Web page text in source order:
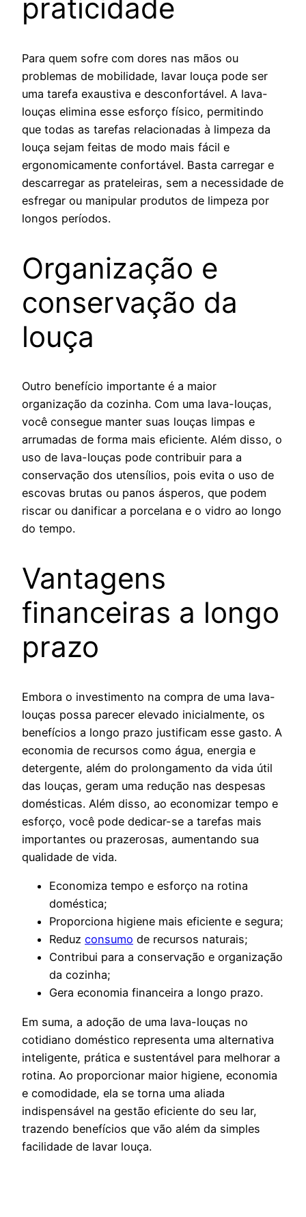
praticidade
Para quem sofre com dores nas mãos ou
problemas de mobilidade, lavar louça pode ser
uma tarefa exaustiva e desconfortável. A lava-
louças elimina esse esforço físico, permitindo
que todas as tarefas relacionadas à limpeza da
louça sejam feitas de modo mais fácil e
ergonomicamente confortável. Basta carregar e
descarregar as prateleiras, sem a necessidade de
esfregar ou manipular produtos de limpeza por
longos períodos.
Organização e
conservação da
louça
Outro benefício importante é a maior
organização da cozinha. Com uma lava-louças,
você consegue manter suas louças limpas e
arrumadas de forma mais eficiente. Além disso, o
uso de lava-louças pode contribuir para a
conservação dos utensílios, pois evita o uso de
escovas brutas ou panos ásperos, que podem
riscar ou danificar a porcelana e o vidro ao longo
do tempo.
Vantagens
financeiras a longo
prazo
Embora o investimento na compra de uma lava-
louças possa parecer elevado inicialmente, os
benefícios a longo prazo justificam esse gasto. A
economia de recursos como água, energia e
detergente, além do prolongamento da vida útil
das louças, geram uma redução nas despesas
domésticas. Além disso, ao economizar tempo e
esforço, você pode dedicar-se a tarefas mais
importantes ou prazerosas, aumentando sua
qualidade de vida.
Economiza tempo e esforço na rotina
doméstica;
Proporciona higiene mais eficiente e segura;
Reduz consumo de recursos naturais;
Contribui para a conservação e organização
da cozinha;
Gera economia financeira a longo prazo.
Em suma, a adoção de uma lava-louças no
cotidiano doméstico representa uma alternativa
inteligente, prática e sustentável para melhorar a
rotina. Ao proporcionar maior higiene, economia
e comodidade, ela se torna uma aliada
indispensável na gestão eficiente do seu lar,
trazendo benefícios que vão além da simples
facilidade de lavar louça.